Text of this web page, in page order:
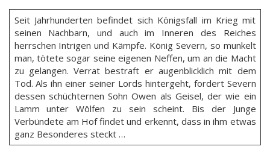
Seit Jahrhunderten befindet sich Königsfall im Krieg mit
seinen Nachbarn, und auch im Inneren des Reiches
herrschen Intrigen und Kämpfe. König Severn, so munkelt
man, tötete sogar seine eigenen Neffen, um an die Macht
zu gelangen. Verrat bestraft er augenblicklich mit dem
Tod. Als ihn einer seiner Lords hintergeht, fordert Severn
dessen schüchternen Sohn Owen als Geisel, der wie ein
Lamm unter Wölfen zu sein scheint. Bis der Junge
Verbündete am Hof findet und erkennt, dass in ihm etwas
ganz Besonderes steckt …